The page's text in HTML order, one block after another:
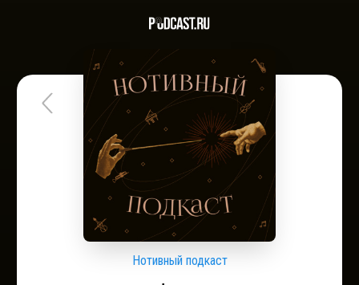
Нотивный подкаст